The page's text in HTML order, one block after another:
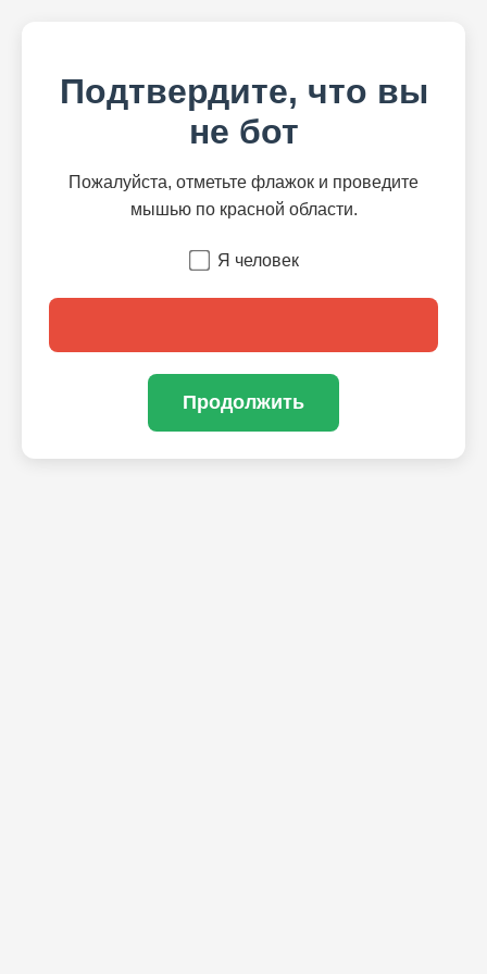
Подтвердите, что вы
не бот
Пожалуйста, отметьте флажок и проведите
мышью по красной области.
Я человек
Продолжить